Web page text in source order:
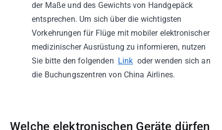
der Maße und des Gewichts von Handgepäck
entsprechen. Um sich über die wichtigsten
Vorkehrungen für Flüge mit mobiler elektronischer
medizinischer Ausrüstung zu informieren, nutzen
Sie bitte den folgenden Link oder wenden sich an
die Buchungszentren von China Airlines.
Welche elektronischen Geräte dürfen